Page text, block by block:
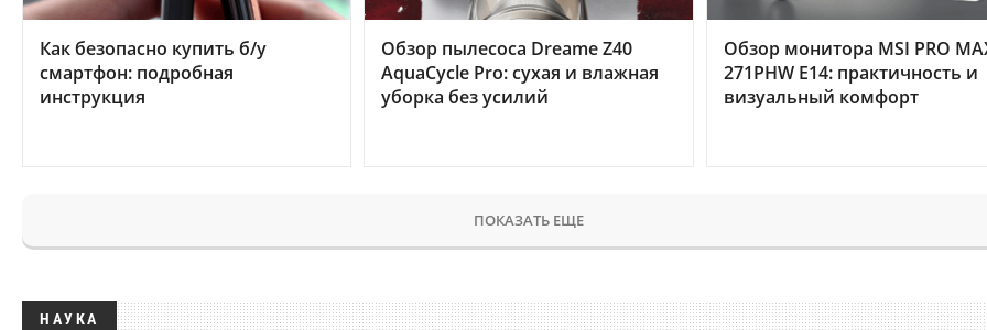
Как безопасно купить б/у
смартфон: подробная
инструкция
Обзор пылесоса Dreame Z40
AquaCycle Pro: сухая и влажная
уборка без усилий
Обзор монитора MSI PRO
271PHW E14: практичность и
визуальный комфорт
ПОКАЗАТЬ ЕЩЕ
НАУКА